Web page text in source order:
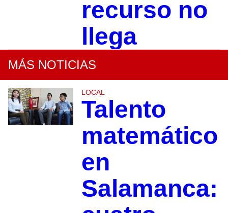
recurso no
llega
MÁS NOTICIAS
LOCAL
Talento
matemático
en
Salamanca: